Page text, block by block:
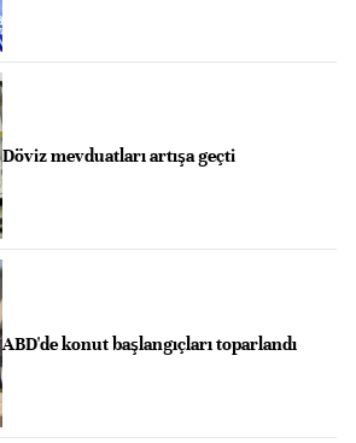
Döviz mevduatları artışa geçti
ABD'de konut başlangıçları toparlandı